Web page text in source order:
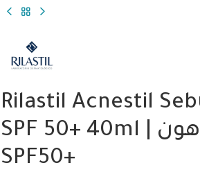
Rilastil Acnestil
SPF 50+ 40ml | أكنستيل كريم منظم للدهون
SPF50+